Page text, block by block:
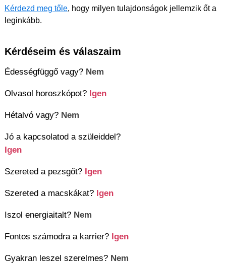
Kérdezd meg tőle, hogy milyen tulajdonságok jellemzik őt a
leginkább.
Kérdéseim és válaszaim
Édességfüggő vagy? Nem
Olvasol horoszkópot? Igen
Hétalvó vagy? Nem
Jó a kapcsolatod a szüleiddel?
Igen
Szereted a pezsgőt? Igen
Szereted a macskákat? Igen
Iszol energiaitalt? Nem
Fontos számodra a karrier? Igen
Gyakran leszel szerelmes? Nem